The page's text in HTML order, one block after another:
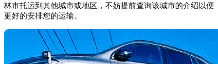
林市托运到其他城市或地区，不妨提前查询该城市的介绍以便
更好的安排您的运输。